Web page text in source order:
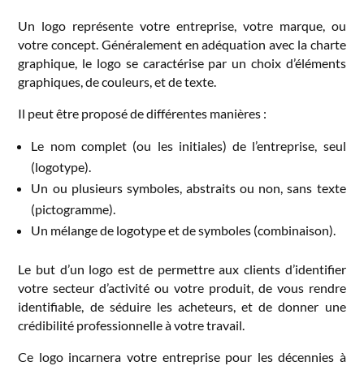
Un logo représente votre entreprise, votre marque, ou
votre concept. Généralement en adéquation avec la charte
graphique, le logo se caractérise par un choix d’éléments
graphiques, de couleurs, et de texte.
Il peut être proposé de différentes manières :
Le nom complet (ou les initiales) de l’entreprise, seul
(logotype).
Un ou plusieurs symboles, abstraits ou non, sans texte
(pictogramme).
Un mélange de logotype et de symboles (combinaison).
Le but d’un logo est de permettre aux clients d’identifier
votre secteur d’activité ou votre produit, de vous rendre
identifiable, de séduire les acheteurs, et de donner une
crédibilité professionnelle à votre travail.
Ce logo incarnera votre entreprise pour les décennies à